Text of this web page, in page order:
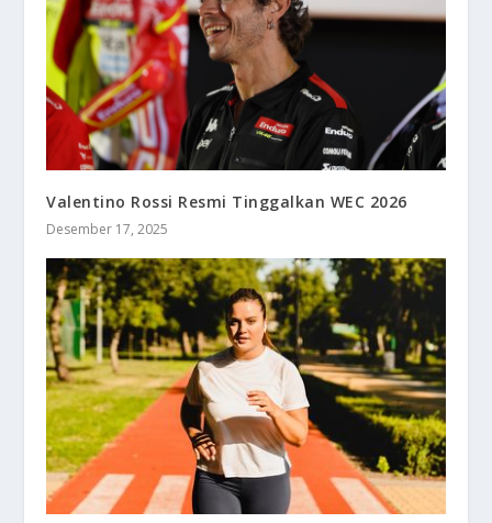
Valentino Rossi Resmi Tinggalkan WEC 2026
Desember 17, 2025